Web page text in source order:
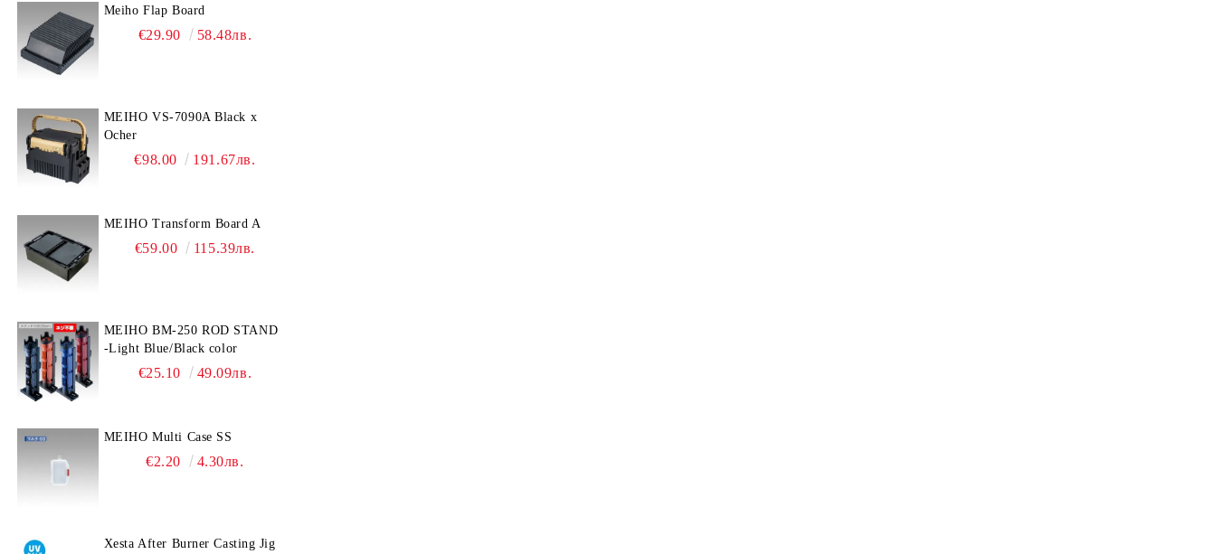
Meiho Flap Board
€29.90 58.48лв.
MEIHO VS-7090A Black x
Ocher
€98.00 191.67лв.
MEIHO Transform Board A
€59.00 115.39лв.
MEIHO BM-250 ROD STAND
-Light Blue/Black color
€25.10 49.09лв.
MEIHO Multi Case SS
€2.20 4.30лв.
Xesta After Burner Casting Jig